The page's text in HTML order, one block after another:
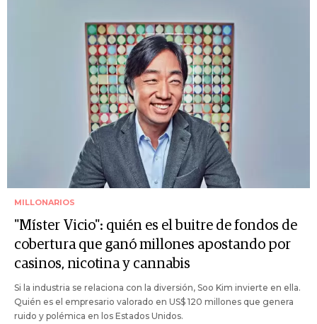
MILLONARIOS
"Míster Vicio": quién es el buitre de fondos de
cobertura que ganó millones apostando por
casinos, nicotina y cannabis
Si la industria se relaciona con la diversión, Soo Kim invierte en ella.
Quién es el empresario valorado en US$ 120 millones que genera
ruido y polémica en los Estados Unidos.